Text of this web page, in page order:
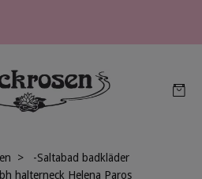
-Saltabad badkläder
halterneck Helena Paros